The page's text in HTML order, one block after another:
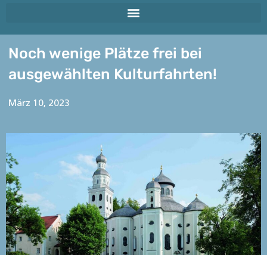
Noch wenige Plätze frei bei
ausgewählten Kulturfahrten!
März 10, 2023